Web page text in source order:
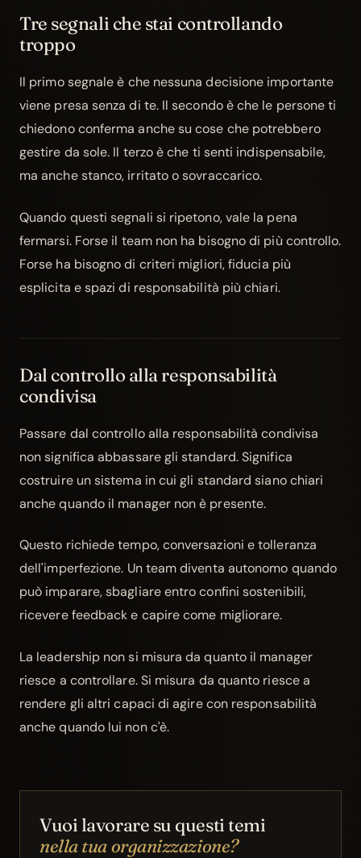
Tre segnali che stai controllando
troppo
Il primo segnale è che nessuna decisione importante
viene presa senza di te. Il secondo è che le persone ti
chiedono conferma anche su cose che potrebbero
gestire da sole. Il terzo è che ti senti indispensabile,
ma anche stanco, irritato o sovraccarico.
Quando questi segnali si ripetono, vale la pena
fermarsi. Forse il team non ha bisogno di più controllo.
Forse ha bisogno di criteri migliori, fiducia più
esplicita e spazi di responsabilità più chiari.
Dal controllo alla responsabilità
condivisa
Passare dal controllo alla responsabilità condivisa
non significa abbassare gli standard. Significa
costruire un sistema in cui gli standard siano chiari
anche quando il manager non è presente.
Questo richiede tempo, conversazioni e tolleranza
dell'imperfezione. Un team diventa autonomo quando
può imparare, sbagliare entro confini sostenibili,
ricevere feedback e capire come migliorare.
La leadership non si misura da quanto il manager
riesce a controllare. Si misura da quanto riesce a
rendere gli altri capaci di agire con responsabilità
anche quando lui non c'è.
Vuoi lavorare su questi temi
nella tua organizzazione?